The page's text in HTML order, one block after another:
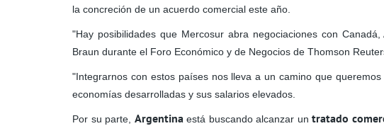
la concreción de un acuerdo comercial este año.
"Hay posibilidades que Mercosur abra negociaciones con
Braun durante el Foro Económico y de Negocios de Thomson
"Integrarnos con estos países nos lleva a un camino que
economías desarrolladas y sus salarios elevados.
Por su parte, Argentinaestá buscando alcanzar un tratado